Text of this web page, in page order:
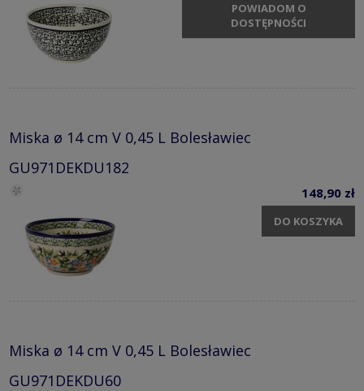
POWIADOM O
DOSTĘPNOŚCI
Miska ø 14 cm V 0,45 L Bolesławiec
GU971DEKDU182
148,90 zł
DO KOSZYKA
Miska ø 14 cm V 0,45 L Bolesławiec
GU971DEKDU60